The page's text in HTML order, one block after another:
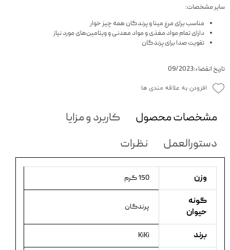
سایر مشخصات:
مناسب برای مرغ مینا و پرندگان همه چیز خوار
دارای تمام مواد مغذی و مواد معدنی و ویتامین‌های مورد نیاز
تقویت صدا برای پرندگان
تاریخ انقضاء:09/2023
افزودن به علاقه مندی ها
مشخصات محصول
کاربرد و مزایا
دستورالعمل
نظرات
وزن 150 گرم
گونه
حیوان
پرندگان
برند KiKi